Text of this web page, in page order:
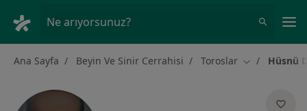
Ne arıyorsunuz?
Ana Sayfa Beyin Ve Sinir Cerrahisi Toroslar Şehir değiştir
Hüsnü